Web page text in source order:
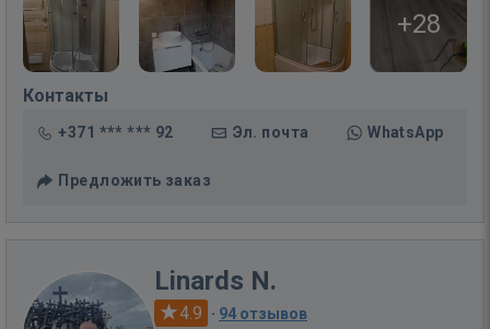
+28
Контакты
+371 *** *** 92 Эл. почта WhatsApp
Предложить заказ
Linards N.
4.9 · 94 отзывов